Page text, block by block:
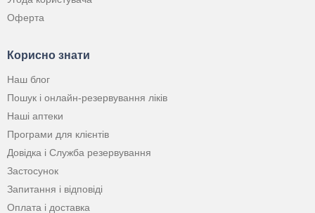
Оферта
Корисно знати
Наш блог
Пошук і онлайн-резервування ліків
Наші аптеки
Програми для клієнтів
Довідка і Служба резервування
Застосунок
Запитання і відповіді
Оплата і доставка